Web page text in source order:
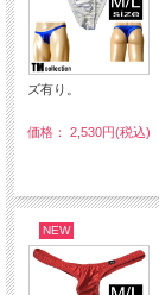
ズ有り。
価格： 2,530円(税込)
NEW